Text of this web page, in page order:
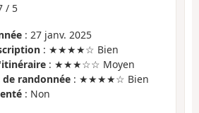
/ 5
: 27 janv. 2025
: ★★★★☆ Bien
: ★★★☆☆ Moyen
randonnée : ★★★★☆ Bien
: Non